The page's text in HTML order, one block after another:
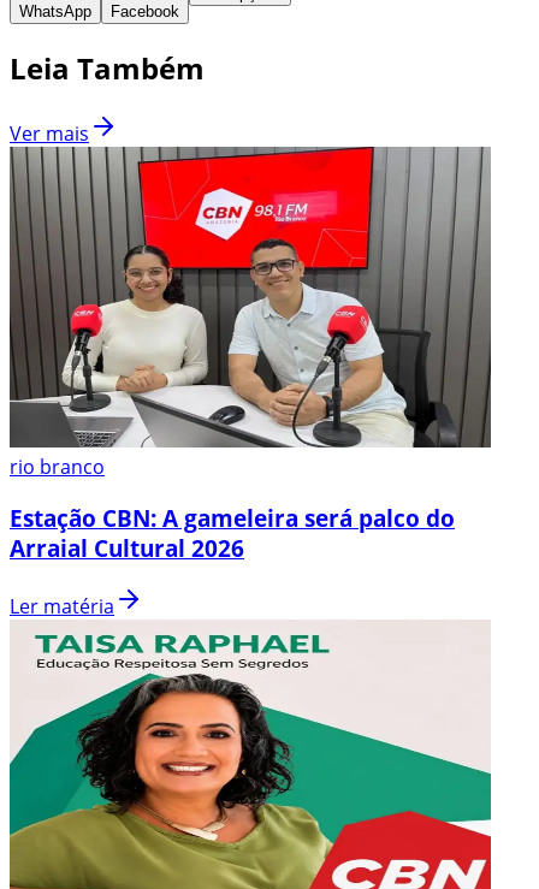
WhatsApp Facebook
Leia Também
Ver mais
rio branco
Estação CBN: A gameleira será palco do
Arraial Cultural 2026
Ler matéria